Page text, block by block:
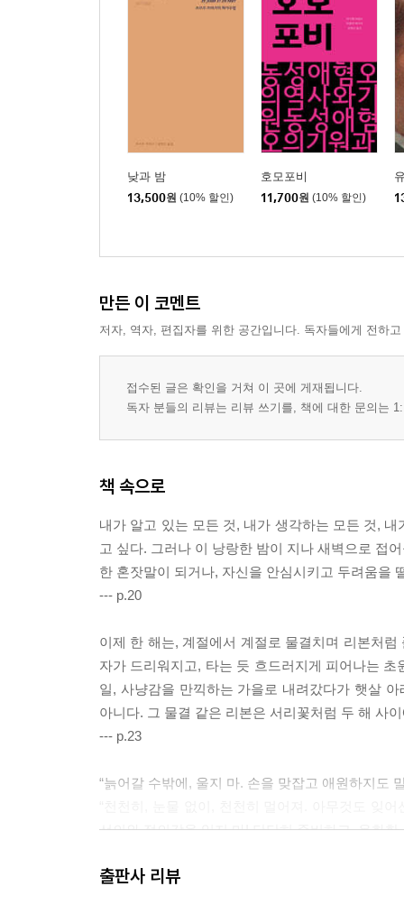
낮과 밤
13,500원 (10% 할인)
호모포비
11,700원 (10% 할인)
만든 이 코멘트
저자, 역자, 편집자를 위한 공간입니다. 독자들에게 전하
접수된 글은 확인을 거쳐 이 곳에 게재됩니다.
독자 분들의 리뷰는 리뷰 쓰기를, 책에 대한 문의는
책 속으로
내가 알고 있는 모든 것, 내가 생각하는 모든 것,
고 싶다. 그러나 이 낭랑한 밤이 지나 새벽으로 접
한 혼잣말이 되거나, 자신을 안심시키고 두려움을
--- p.20
이제 한 해는, 계절에서 계절로 물결치며 리본처
자가 드리워지고, 타는 듯 흐드러지게 피어나는
일, 사냥감을 만끽하는 가을로 내려갔다가 햇살
아니다. 그 물결 같은 리본은 서리꽃처럼 두 해 사
--- p.23
“늙어갈 수밖에, 울지 마. 손을 맞잡고 애원하지도
선의와 정의감을 잊지 마! 단단히 준비하고, 온화
곱슬곱슬한 머리칼 한 가닥도, 이빨 하나도, 성한
출판사 리뷰